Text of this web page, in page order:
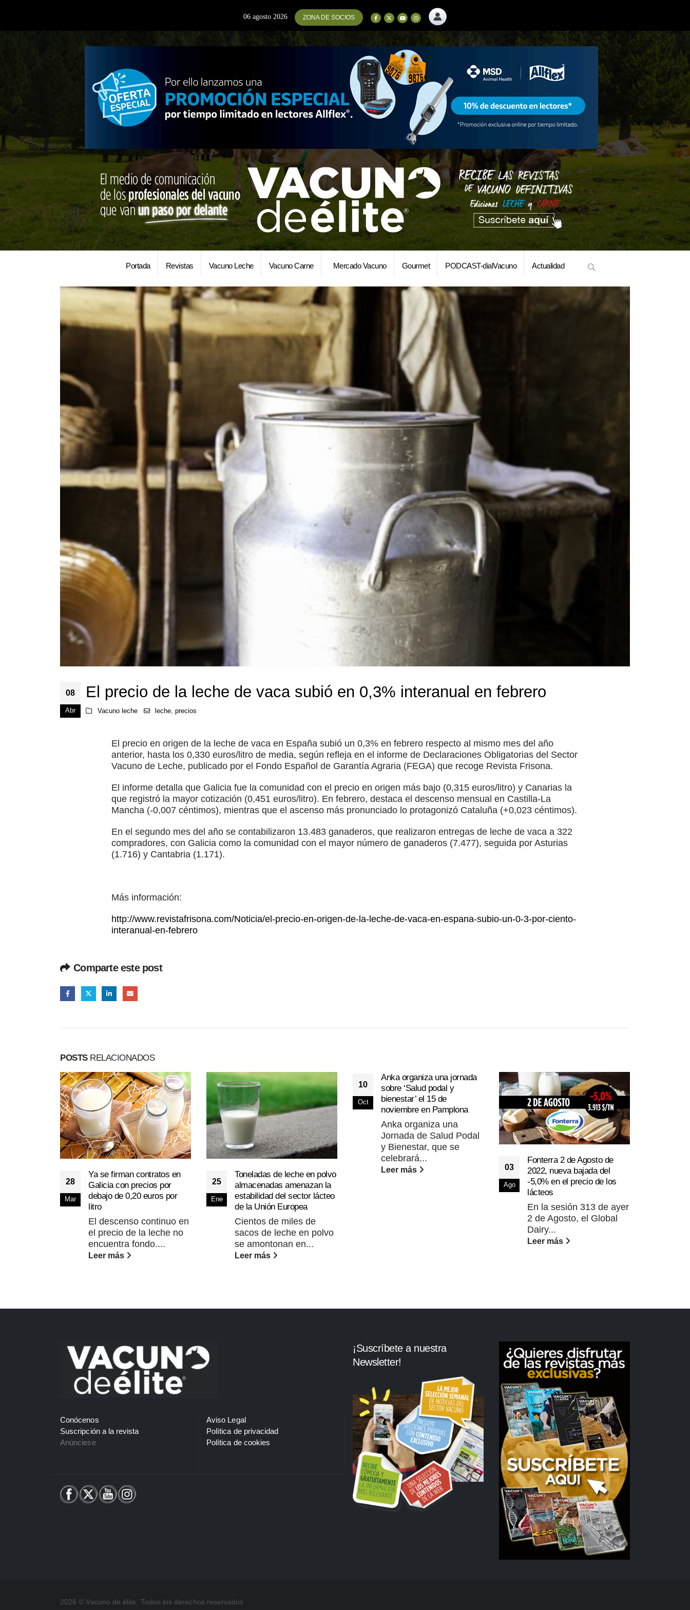
06 agosto 2026 ZONA DE SOCIOS
Portada Revistas Vacuno Leche Vacuno Carne Mercado Vacuno Gourmet PODCAST-dialVacuno Actualidad
08
Abr
El precio de la leche de vaca subió en 0,3% interanual en febrero
Vacuno leche leche,precios
El precio en origen de la leche de vaca en España subió un 0,3% en febrero respecto al mismo mes del año
anterior, hasta los 0,330 euros/litro de media, según refleja en el informe de Declaraciones Obligatorias del Sector
Vacuno de Leche, publicado por el Fondo Español de Garantía Agraria (FEGA) que recoge Revista Frisona.
El informe detalla que Galicia fue la comunidad con el precio en origen más bajo (0,315 euros/litro) y Canarias la
que registró la mayor cotización (0,451 euros/litro). En febrero, destaca el descenso mensual en Castilla-La
Mancha (-0,007 céntimos), mientras que el ascenso más pronunciado lo protagonizó Cataluña (+0,023 céntimos).
En el segundo mes del año se contabilizaron 13.483 ganaderos, que realizaron entregas de leche de vaca a 322
compradores, con Galicia como la comunidad con el mayor número de ganaderos (7.477), seguida por Asturias
(1.716) y Cantabria (1.171).
Más información:
http://www.revistafrisona.com/Noticia/el-precio-en-origen-de-la-leche-de-vaca-en-espana-subio-un-0-3-por-ciento-
interanual-en-febrero
Comparte este post
POSTSRELACIONADOS
28
Mar
Ya se firman contratos en
Galicia con precios por
debajo de 0,20 euros por
litro
El descenso continuo en
el precio de la leche no
encuentra fondo....
Leer más
25
Ene
Toneladas de leche en polvo
almacenadas amenazan la
estabilidad del sector lácteo
de la Unión Europea
Cientos de miles de
sacos de leche en polvo
se amontonan en...
Leer más
10
Oct
Anka organiza una jornada
sobre ‘Salud podal y
bienestar’ el 15 de
noviembre en Pamplona
Anka organiza una
Jornada de Salud Podal
y Bienestar, que se
celebrará...
Leer más 03
Ago
Fonterra 2 de Agosto de
2022, nueva bajada del
-5,0% en el precio de los
lácteos
En la sesión 313 de ayer
2 de Agosto, el Global
Dairy...
Leer más
Conócenos
Suscripción a la revista
Anúnciese
Aviso Legal
Política de privacidad
Política de cookies
¡Suscríbete a nuestra
Newsletter!
2026 © Vacuno de élite. Todos los derechos reservados